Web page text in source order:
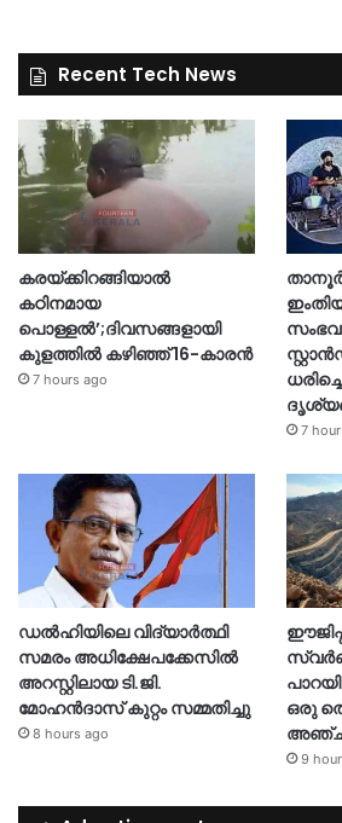
Recent Tech News
കരയ്ക്കിറങ്ങിയാൽ
കഠിനമായ
പൊള്ളൽ’;ദിവസങ്ങളായി
കുളത്തിൽ കഴിഞ്ഞ് 16-കാരൻ
7 hours ago
7
ഡൽഹിയിലെ വിദ്യാർത്ഥി
സമരം അധിക്ഷേപക്കേസിൽ
അറസ്റ്റിലായ ടി.ജി.
മോഹൻദാസ് കുറ്റം സമ്മതിച്ചു
8 hours ago
ഒരു
അഞ്ച്
9